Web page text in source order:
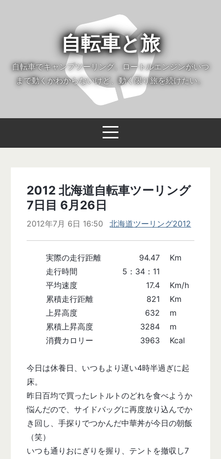
自転車と旅
自転車でキャンプツーリング。ロートルエンジンがいつ
まで動くかわからないけど、動く限り旅を続けたい。
2012 北海道自転車ツーリング
7日目 6月26日
2012年7月 6日 16:50 北海道ツーリング2012
実際の走行距離 94.47
Km
走行時間
5：34：11
平均速度
17.4
Km/h
累積走行距離
821
Km
上昇高度
632
m
累積上昇高度
3284
m
消費カロリー
3963 Kcal
今日は休養日、いつもより遅い4時半過ぎに起
床。
昨日百均で買ったレトルトのどれを食べようか
悩んだので、サイドバッグに再度放り込んでか
き回し、手探りでつかんだ中華丼が今日の朝飯
（笑）
いつも通りおにぎりを握り、テントを撤収し7